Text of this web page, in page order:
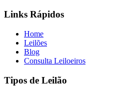
Links Rápidos
Home
Leilões
Blog
Consulta Leiloeiros
Tipos de Leilão